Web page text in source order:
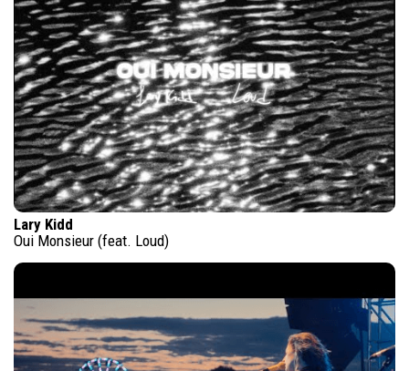
Lary Kidd
Oui Monsieur (feat. Loud)